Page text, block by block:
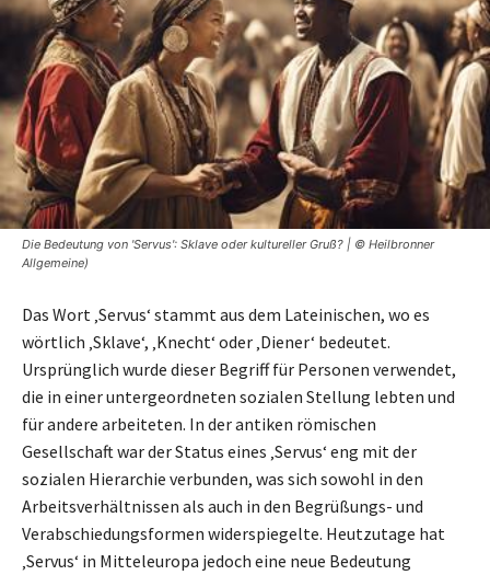
Die Bedeutung von 'Servus': Sklave oder kultureller Gruß? | © Heilbronner
Allgemeine)
Das Wort ‚Servus‘ stammt aus dem Lateinischen, wo es
wörtlich ‚Sklave‘, ‚Knecht‘ oder ‚Diener‘ bedeutet.
Ursprünglich wurde dieser Begriff für Personen verwendet,
die in einer untergeordneten sozialen Stellung lebten und
für andere arbeiteten. In der antiken römischen
Gesellschaft war der Status eines ‚Servus‘ eng mit der
sozialen Hierarchie verbunden, was sich sowohl in den
Arbeitsverhältnissen als auch in den Begrüßungs- und
Verabschiedungsformen widerspiegelte. Heutzutage hat
‚Servus‘ in Mitteleuropa jedoch eine neue Bedeutung